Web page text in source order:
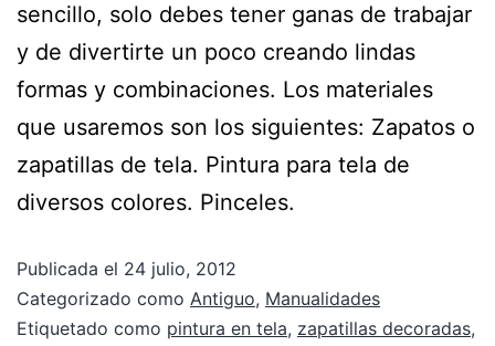
sencillo, solo debes tener ganas de trabajar
y de divertirte un poco creando lindas
formas y combinaciones. Los materiales
que usaremos son los siguientes: Zapatos o
zapatillas de tela. Pintura para tela de
diversos colores. Pinceles.
Publicada el 24 julio, 2012
Categorizado como Antiguo, Manualidades
Etiquetado como pintura en tela, zapatillas decoradas,